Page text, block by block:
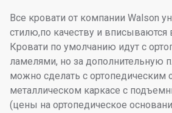
Все кровати от компании Walson
стилю,по качеству и вписываются
Кровати по умолчанию идут с
ламелями, но за дополнительную
можно сделать с ортопедическим
металлическом каркасе с
(цены на ортопедическое